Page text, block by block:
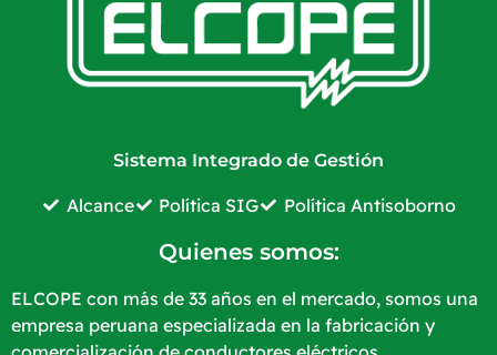
Sistema Integrado de Gestión
Alcance Política SIG Política Antisoborno
Quienes somos:
ELCOPE con más de 33 años en el mercado, somos una
empresa peruana especializada en la fabricación y